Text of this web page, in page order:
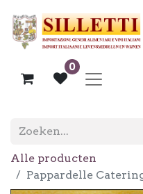
0
Alle producten
Pappardelle